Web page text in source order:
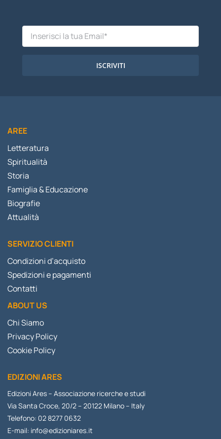
ISCRIVITI
AREE
Letteratura
Spiritualità
Storia
Famiglia & Educazione
Biografie
Attualità
SERVIZIO CLIENTI
Condizioni d’acquisto
Spedizioni e pagamenti
Contatti
ABOUT US
Chi Siamo
Privacy Policy
Cookie Policy
EDIZIONI ARES
Edizioni Ares – Associazione ricerche e studi
Via Santa Croce, 20/2 – 20122 Milano – Italy
Telefono: 02 8277 0632
E-mail: info@edizioniares.it